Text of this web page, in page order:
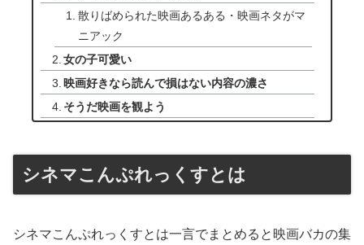
散りばめられた映画あるある・映画ネタがマ
ニアック
女の子可愛い
映画好きなら読んで損はない内容の濃さ
そうだ映画を観よう
シネマこんぷれっくすとは
シネマこんぷれっくすとは一言でまとめると映画バカの集